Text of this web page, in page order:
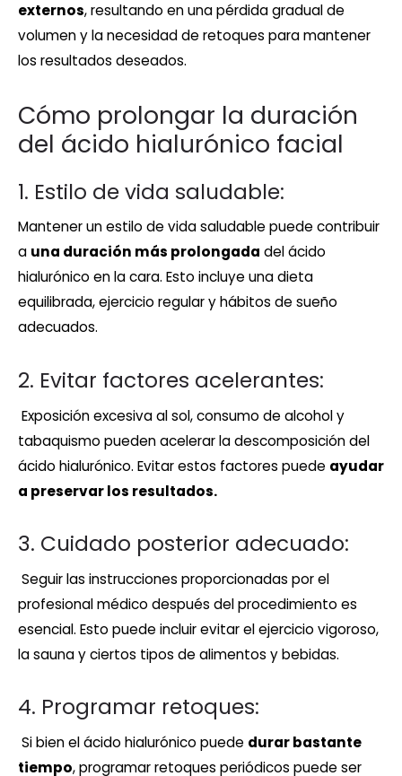
externos, resultando en una pérdida gradual de
volumen y la necesidad de retoques para mantener
los resultados deseados.
Cómo prolongar la duración
del ácido hialurónico facial
1. Estilo de vida saludable:
Mantener un estilo de vida saludable puede contribuir
a una duración más prolongada del ácido
hialurónico en la cara. Esto incluye una dieta
equilibrada, ejercicio regular y hábitos de sueño
adecuados.
2. Evitar factores acelerantes:
Exposición excesiva al sol, consumo de alcohol y
tabaquismo pueden acelerar la descomposición del
ácido hialurónico. Evitar estos factores puede ayudar
a preservar los resultados.
3. Cuidado posterior adecuado:
Seguir las instrucciones proporcionadas por el
profesional médico después del procedimiento es
esencial. Esto puede incluir evitar el ejercicio vigoroso,
la sauna y ciertos tipos de alimentos y bebidas.
4. Programar retoques:
Si bien el ácido hialurónico puede durar bastante
tiempo, programar retoques periódicos puede ser